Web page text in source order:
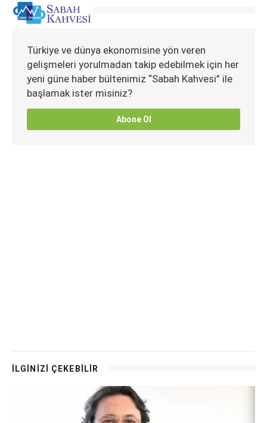
Türkiye ve dünya ekonomisine yön veren
gelişmeleri yorulmadan takip edebilmek için her
yeni güne haber bültenimiz “Sabah Kahvesi” ile
başlamak ister misiniz?
Abone Ol
İLGİNİZİ ÇEKEBİLİR